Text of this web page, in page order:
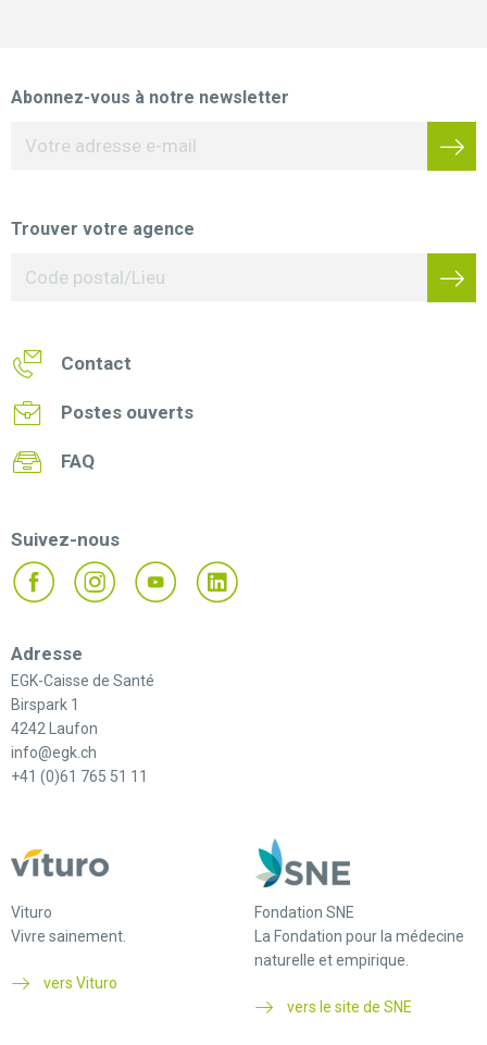
Abonnez-vous à notre newsletter
Trouver votre agence
Contact
Postes ouverts
FAQ
Suivez-nous
Adresse
EGK-Caisse de Santé
Birspark 1
4242 Laufon
info@egk.ch
+41 (0)61 765 51 11
Vituro
Vivre sainement.
vers Vituro
Fondation SNE
La Fondation pour la médecine
naturelle et empirique.
vers le site de SNE